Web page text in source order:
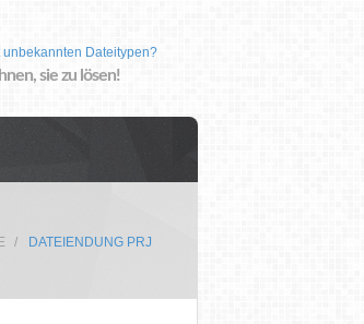
Dateitypen?
sie zu lösen!
DATEIENDUNG PRJ